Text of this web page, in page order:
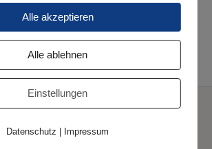
JadeWeserPort Grand-Prix (3.
in Hundsmühlen
Alle akzeptieren
Alle ablehnen
Einstellungen
Datenschutz Impressum